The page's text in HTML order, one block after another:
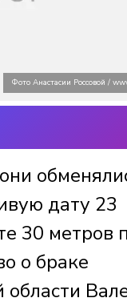
Фото Анастасии Россовой /
дату 23
30 метров
о браке